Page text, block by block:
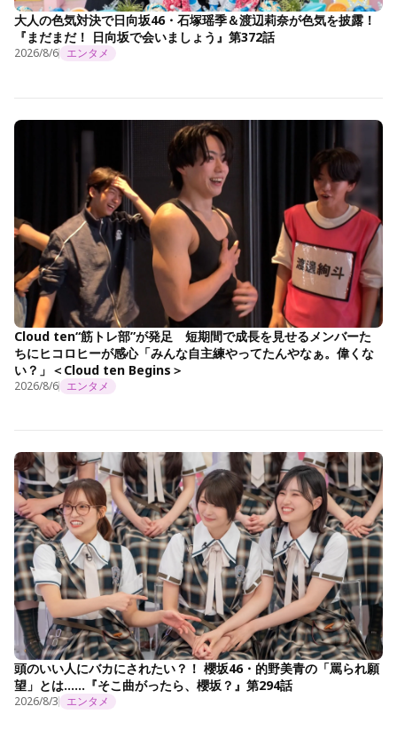
大人の色気対決で日向坂46・石塚瑶季＆渡辺莉奈が色気を披露！
『まだまだ！ 日向坂で会いましょう』第372話
2026/8/6 エンタメ
Cloud ten“筋トレ部”が発足 短期間で成長を見せるメンバーた
ちにヒコロヒーが感心「みんな自主練やってたんやなぁ。偉くな
い？」＜Cloud ten Begins＞
2026/8/6 エンタメ
頭のいい人にバカにされたい？！ 櫻坂46・的野美青の「罵られ願
望」とは……『そこ曲がったら、櫻坂？』第294話
2026/8/3 エンタメ